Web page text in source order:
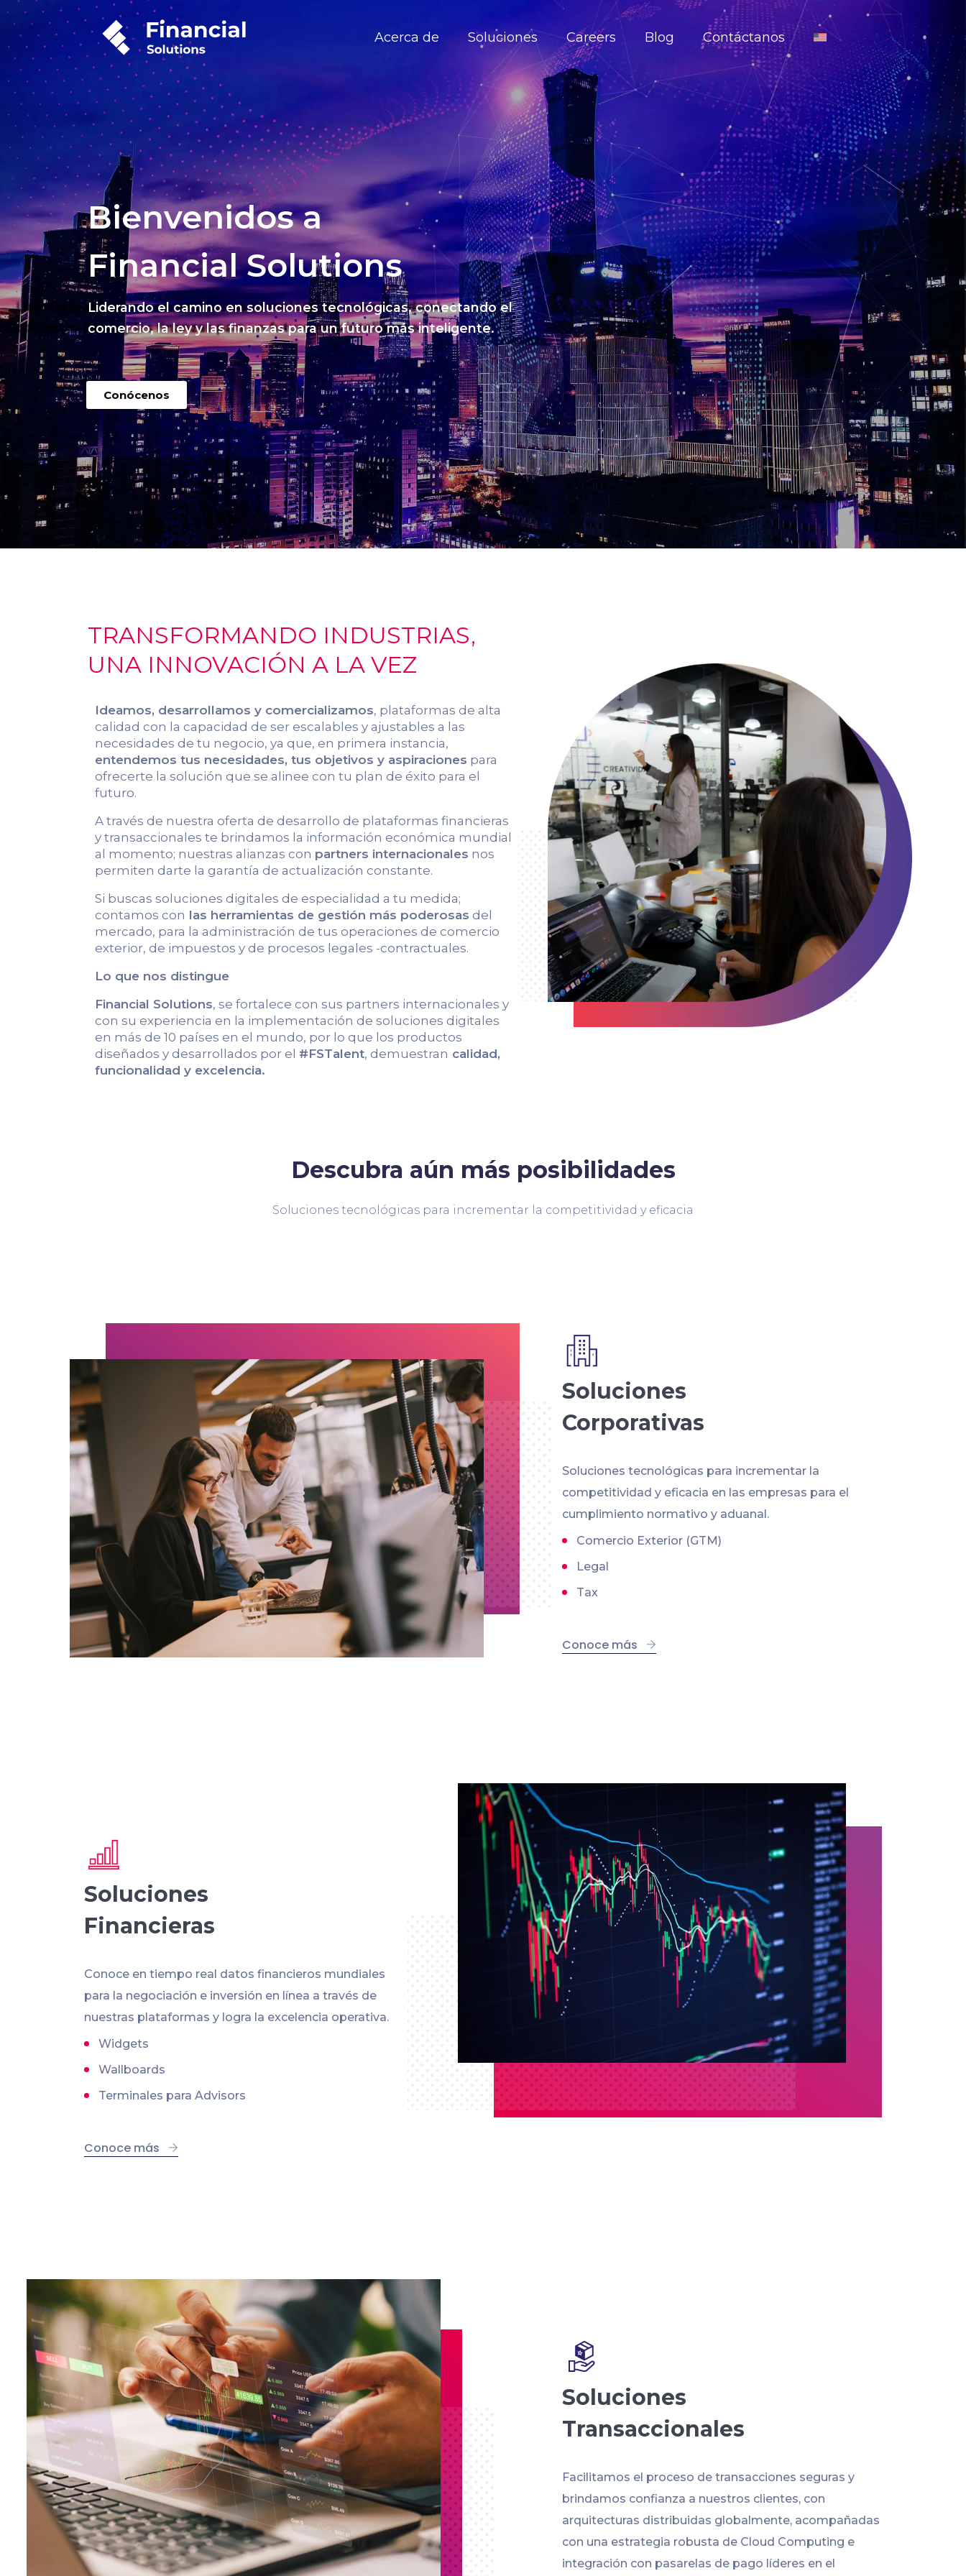
Acerca de Soluciones Careers Blog Contáctanos
Bienvenidos a
Financial Solutions
Liderando el camino en soluciones tecnológicas, conectando el
comercio, la ley y las finanzas para un futuro más inteligente.
Conócenos
TRANSFORMANDO INDUSTRIAS,
UNA INNOVACIÓN A LA VEZ
Ideamos, desarrollamos y comercializamos, plataformas de alta
calidad con la capacidad de ser escalables y ajustables a las
necesidades de tu negocio, ya que, en primera instancia,
entendemos tus necesidades, tus objetivos y aspiraciones para
ofrecerte la solución que se alinee con tu plan de éxito para el
futuro.
A través de nuestra oferta de desarrollo de plataformas financieras
y transaccionales te brindamos la información económica mundial
al momento; nuestras alianzas con partners internacionales nos
permiten darte la garantía de actualización constante.
Si buscas soluciones digitales de especialidad a tu medida;
contamos con las herramientas de gestión más poderosas del
mercado, para la administración de tus operaciones de comercio
exterior, de impuestos y de procesos legales -contractuales.
Lo que nos distingue
Financial Solutions, se fortalece con sus partners internacionales y
con su experiencia en la implementación de soluciones digitales
en más de 10 países en el mundo, por lo que los productos
diseñados y desarrollados por el #FSTalent, demuestran calidad,
funcionalidad y excelencia.
Descubra aún más posibilidades
Soluciones tecnológicas para incrementar la competitividad y eficacia
Soluciones
Corporativas
Soluciones tecnológicas para incrementar la
competitividad y eficacia en las empresas para el
cumplimiento normativo y aduanal.
Comercio Exterior (GTM)
Legal
Tax
Conoce más
Soluciones
Financieras
Conoce en tiempo real datos financieros mundiales
para la negociación e inversión en línea a través de
nuestras plataformas y logra la excelencia operativa.
Widgets
Wallboards
Terminales para Advisors
Conoce más
Soluciones
Transaccionales
Facilitamos el proceso de transacciones seguras y
brindamos confianza a nuestros clientes, con
arquitecturas distribuidas globalmente, acompañadas
con una estrategia robusta de Cloud Computing e
integración con pasarelas de pago líderes en el